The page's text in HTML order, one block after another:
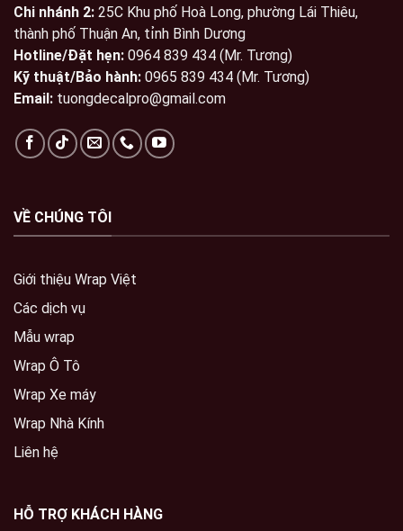
Chi nhánh 2: 25C Khu phố Hoà Long, phường Lái Thiêu,
thành phố Thuận An, tỉnh Bình Dương
Hotline/Đặt hẹn: 0964 839 434 (Mr. Tương)
Kỹ thuật/Bảo hành: 0965 839 434 (Mr. Tương)
Email: tuongdecalpro@gmail.com
VỀ CHÚNG TÔI
Giới thiệu Wrap Việt
Các dịch vụ
Mẫu wrap
Wrap Ô Tô
Wrap Xe máy
Wrap Nhà Kính
Liên hệ
HỖ TRỢ KHÁCH HÀNG